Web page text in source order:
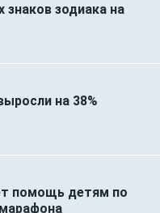
зодиака на
на 38%
помощь детям по